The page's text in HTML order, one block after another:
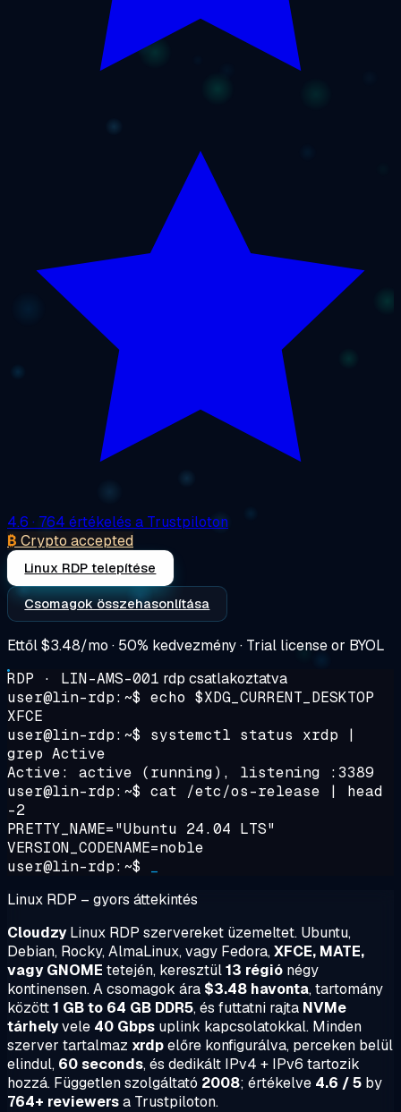
4.6 · 764 értékelés a Trustpiloton
₿ Crypto accepted
Linux RDP telepítése
Csomagok összehasonlítása
Ettől$3.48/mo · 50% kedvezmény · Trial license or BYOL
RDP · LIN-AMS-001 rdp csatlakoztatva
user@lin-rdp:~$ echo $XDG_CURRENT_DESKTOP
XFCE
user@lin-rdp:~$
systemctl status xrdp |
grep Active
Active: active (running) , listening :3389
user@lin-rdp:~$ cat /etc/os-release | head
-2
PRETTY_NAME="Ubuntu 24.04 LTS"
VERSION_CODENAME=noble
user@lin-rdp:~$
Linux RDP – gyors áttekintés
CloudzyLinux RDP szervereket üzemeltet. Ubuntu,
Debian, Rocky, AlmaLinux, vagy Fedora,XFCE, MATE,
vagy GNOME tetején, keresztül13 régió négy
kontinensen. A csomagok ára $3.48 havonta, tartomány
között1 GB to 64 GB DDR5, és futtatni rajta NVMe
tárhelyvele 40 Gbps uplink kapcsolatokkal. Minden
szerver tartalmaz xrdpelőre konfigurálva, perceken belül
elindul, 60 seconds, és dedikált IPv4 + IPv6 tartozik
hozzá. Független szolgáltató 2008; értékelve 4.6 / 5 by
764+ reviewersa Trustpiloton.